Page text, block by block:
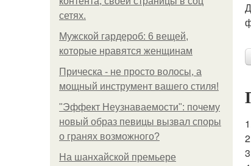
сетях.
Мужской гардероб: 6 вещей,
которые нравятся женщинам
Прическа - не просто волосы, а
мощный инструмент вашего стиля!
"Эффект Неузнаваемости": почему
новый образ певицы вызвал споры
о гранях возможного?
На шанхайской премьере